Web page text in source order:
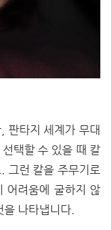
판타지 세계가 무대
택할 수 있을 때 칼
그런 칼을 주무기로
어려움에 굴하지 않
을 나타냅니다.